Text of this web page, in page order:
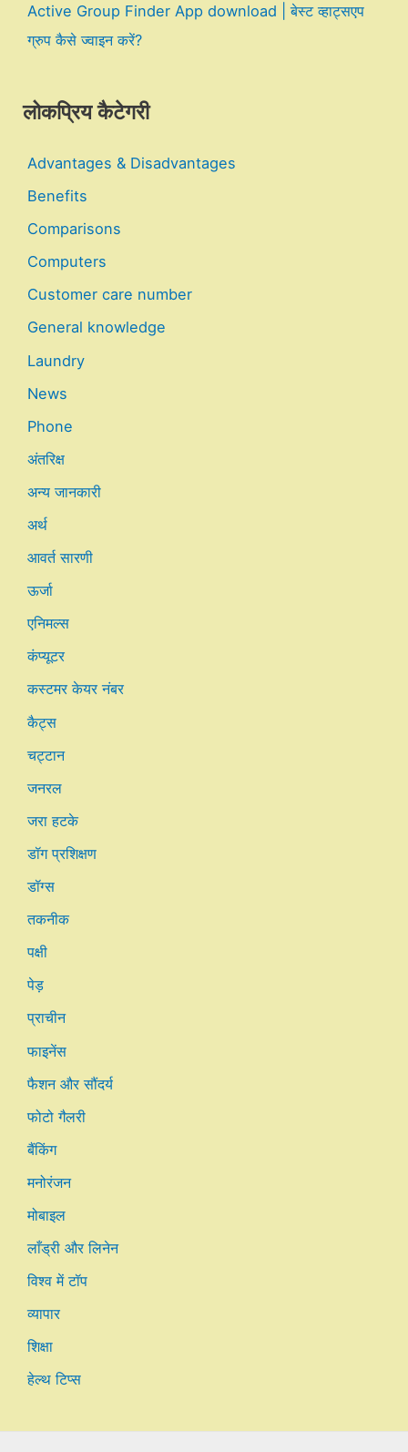
Active Group Finder App download | बेस्ट व्हाट्सएप
ग्रुप कैसे ज्वाइन करें?
लोकप्रिय कैटेगरी
Advantages & Disadvantages
Benefits
Comparisons
Computers
Customer care number
General knowledge
Laundry
News
Phone
अंतरिक्ष
अन्य जानकारी
अर्थ
आवर्त सारणी
ऊर्जा
एनिमल्स
कंप्यूटर
कस्टमर केयर नंबर
कैट्स
चट्टान
जनरल
जरा हटके
डॉग प्रशिक्षण
डॉग्स
तकनीक
पक्षी
पेड़
प्राचीन
फाइनेंस
फैशन और सौंदर्य
फोटो गैलरी
बैंकिंग
मनोरंजन
मोबाइल
लाँड्री और लिनेन
विश्व में टॉप
व्यापार
शिक्षा
हेल्थ टिप्स